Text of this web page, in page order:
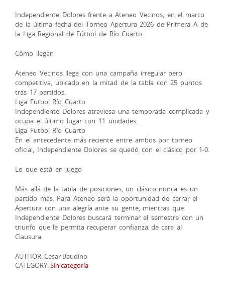
Independiente Dolores frente a Ateneo Vecinos, en el marco
de la última fecha del Torneo Apertura 2026 de Primera A de
la Liga Regional de Fútbol de Río Cuarto.
Cómo llegan
Ateneo Vecinos llega con una campaña irregular pero
competitiva, ubicado en la mitad de la tabla con 25 puntos
tras 17 partidos.
Liga Futbol Río Cuarto
Independiente Dolores atraviesa una temporada complicada y
ocupa el último lugar con 11 unidades.
Liga Futbol Río Cuarto
En el antecedente más reciente entre ambos por torneo
oficial, Independiente Dolores se quedó con el clásico por 1-0.
Lo que está en juego
Más allá de la tabla de posiciones, un clásico nunca es un
partido más. Para Ateneo será la oportunidad de cerrar el
Apertura con una alegría ante su gente, mientras que
Independiente Dolores buscará terminar el semestre con un
triunfo que le permita recuperar confianza de cara al
Clausura.
AUTHOR: Cesar Baudino
CATEGORY:Sin categoría